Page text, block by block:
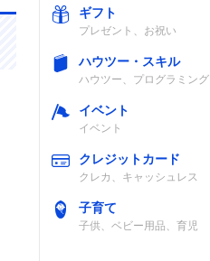
ギフト
プレゼント、お祝い
ハウツー・スキル
ハウツー、プログラミング
イベント
イベント
クレジットカード
クレカ、キャッシュレス
子育て
子供、ベビー用品、育児